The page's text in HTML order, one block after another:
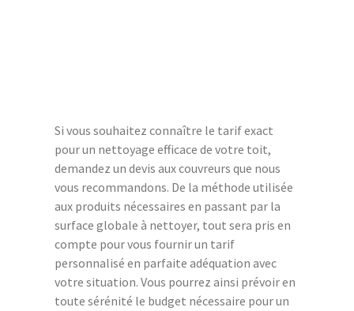
Si vous souhaitez connaître le tarif exact
pour un nettoyage efficace de votre toit,
demandez un devis aux couvreurs que nous
vous recommandons. De la méthode utilisée
aux produits nécessaires en passant par la
surface globale à nettoyer, tout sera pris en
compte pour vous fournir un tarif
personnalisé en parfaite adéquation avec
votre situation. Vous pourrez ainsi prévoir en
toute sérénité le budget nécessaire pour un